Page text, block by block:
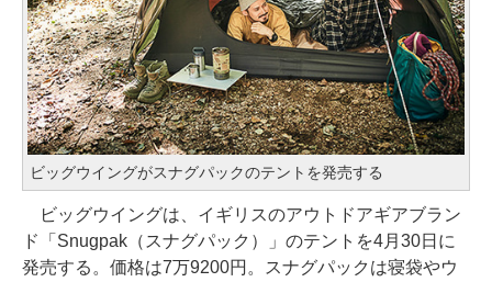
ビッグウイングがスナグパックのテントを発売する
ビッグウイングは、イギリスのアウトドアギアブラン
ド「Snugpak（スナグパック）」のテントを4月30日に
発売する。価格は7万9200円。スナグパックは寝袋やウ